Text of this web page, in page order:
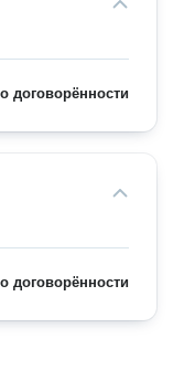
договорённости
договорённости